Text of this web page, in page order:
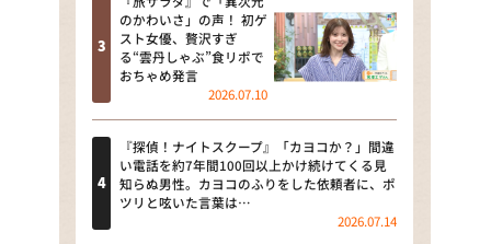
本日はダイアンなり！シーズン２
朝だ！生です旅サラダ
教えて！ニュースライブ 正義の
ミカタ
ＬＩＦＥ～夢のカタチ～
新婚さんいらっしゃい！
のかわいさ」の声！ 初ゲ
スト女優、贅沢すぎ
る“雲丹しゃぶ”食リポで
おちゃめ発言
2026.07.10
『探偵！ナイトスクープ』「カヨコか？」間違
い電話を約7年間100回以上かけ続けてくる見
知らぬ男性。カヨコのふりをした依頼者に、ポ
ツリと呟いた言葉は…
2026.07.14